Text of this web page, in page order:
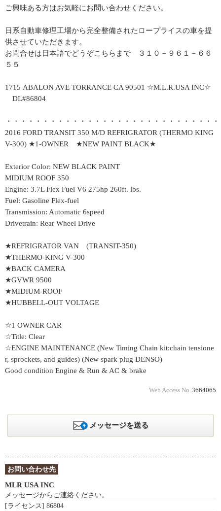
ご興味ある方はお気軽にお問い合わせください。
日系自動車修理工場から完全整備されたロープライスの車を提
供させていただきます。
お問合せは日本語でどうぞこちらまで ３１０－９６１－６６
５５
1715 ABALON AVE TORRANCE CA 90501 ☆M.L.R.USA INC☆
DL#86804
・・・・・・・・・・・・・・・・・・・・・・・・・・・・
2016 FORD TRANSIT 350 M/D REFRIGRATOR (THERMO KING
V-300) ★1-OWNER ★NEW PAINT BLACK★
Exterior Color: NEW BLACK PAINT
MIDIUM ROOF 350
Engine: 3.7L Flex Fuel V6 275hp 260ft. lbs.
Fuel: Gasoline Flex-fuel
Transmission: Automatic 6speed
Drivetrain: Rear Wheel Drive
★REFRIGRATOR VAN (TRANSIT-350)
★THERMO-KING V-300
★BACK CAMERA
★GVWR 9500
★MIDIUM-ROOF
★HUBBELL-OUT VOLTAGE
☆1 OWNER CAR
☆Title: Clear
☆ENGINE MAINTENANCE (New Timing Chain kit:chain tensione
r, sprockets, and guides) (New spark plug DENSO)
Good condition Engine & Run & AC & brake
Web Access No. 3664065
メッセージを送る
お問い合わせ先
MLR USA INC
メッセージからご連絡ください。
[ライセンス] 86804